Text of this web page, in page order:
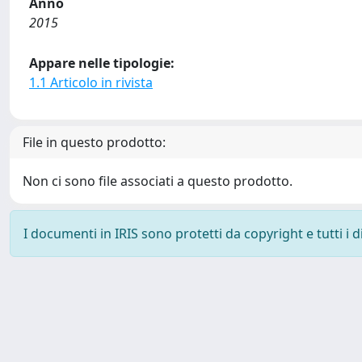
2015
Appare nelle tipologie:
1.1 Articolo in rivista
File in questo prodotto:
Non ci sono file associati a questo prodotto.
I documenti in IRIS sono protetti da copyright e tutti i